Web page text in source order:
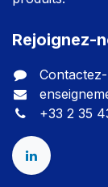
Rejoignez-
+33 2 35